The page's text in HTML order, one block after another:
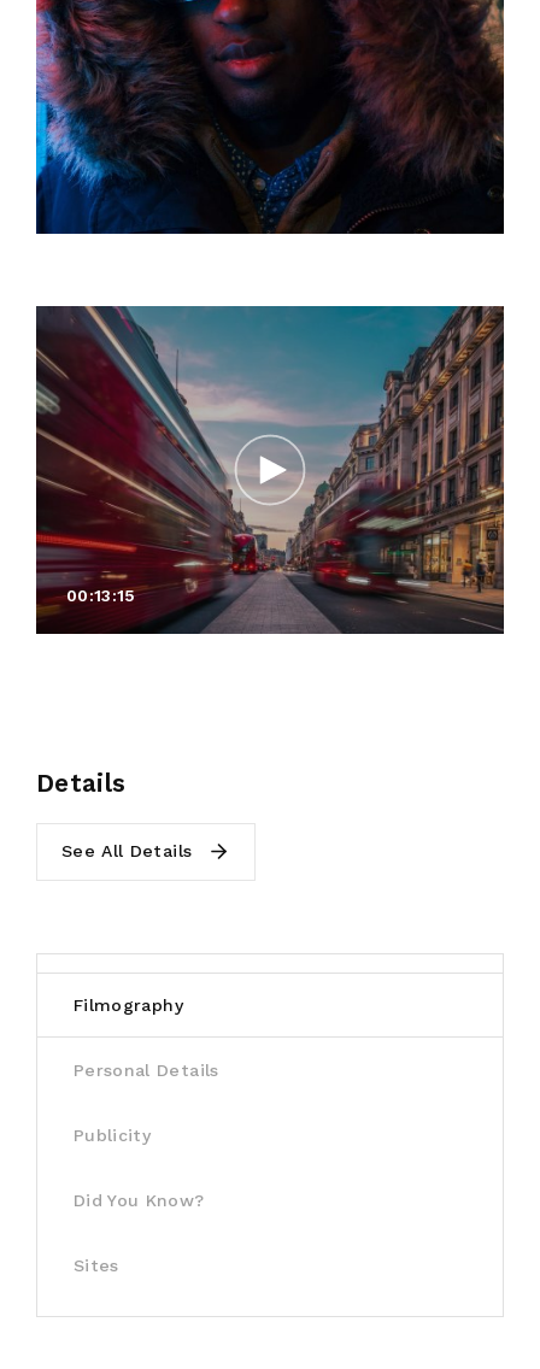
00:13:15
Details
See All Details
Filmography
Personal Details
Publicity
Did You Know?
Sites